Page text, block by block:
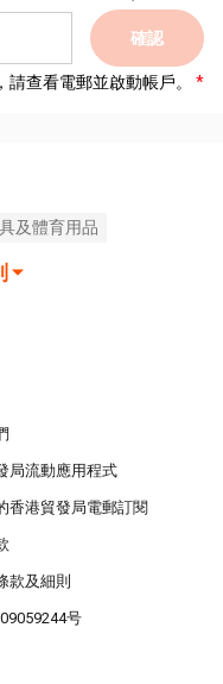
確認
查看電郵並啟動帳戶。
及體育用品
局流動應用程式
香港貿發局電郵訂閱
款及細則
号